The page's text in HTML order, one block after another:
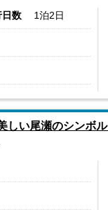
日数 1泊2日
しい尾瀬のシン